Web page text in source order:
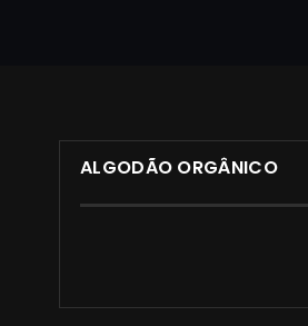
ALGODÃO ORGÂNICO